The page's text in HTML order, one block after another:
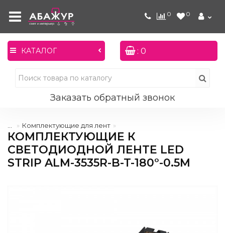
0 0
КАТАЛОГ : 0
Заказать обратный звонок
Комплектующие для лент
КОМПЛЕКТУЮЩИЕ К
СВЕТОДИОДНОЙ ЛЕНТЕ LED
STRIP ALM-3535R-B-T-180°-0.5M